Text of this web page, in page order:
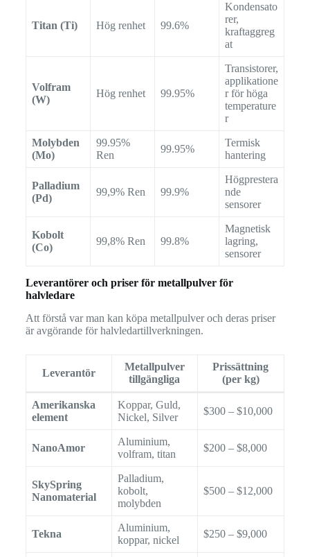
Titan (Ti) Hög renhet 99.6%
Kondensato
rer,
kraftaggreg
at
Volfram
(W)
Hög renhet 99.95%
Transistorer,
applikatione
r för höga
temperature
r
Molybden
(Mo)
99.95%
Ren
99.95%
Termisk
hantering
Palladium
(Pd)
99,9% Ren 99.9%
Högprestera
nde
sensorer
Kobolt
(Co)
99,8% Ren 99.8%
Magnetisk
lagring,
sensorer
Leverantörer och priser för metallpulver för
halvledare
Att förstå var man kan köpa metallpulver och deras priser
är avgörande för halvledartillverkningen.
Leverantör
Metallpulver
tillgängliga
Prissättning
(per kg)
Amerikanska
element
Koppar, Guld,
Nickel, Silver
$300 – $10,000
NanoAmor
Aluminium,
volfram, titan
$200 – $8,000
SkySpring
Nanomaterial
Palladium,
kobolt,
molybden
$500 – $12,000
Tekna
Aluminium,
koppar, nickel
$250 – $9,000